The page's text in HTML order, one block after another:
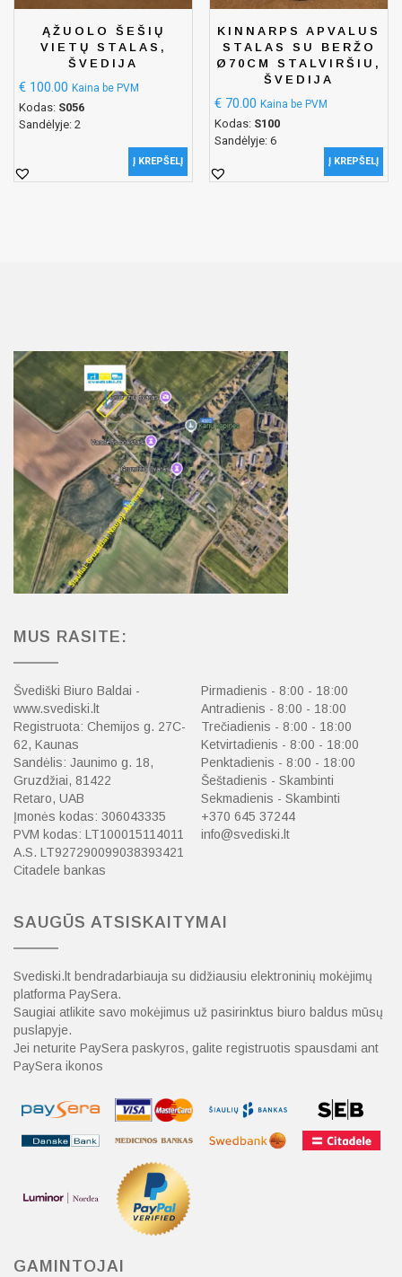
ĄŽUOLO ŠEŠIŲ
VIETŲ STALAS,
ŠVEDIJA
€ 100.00 Kaina be PVM
Kodas: S056
Sandėlyje: 2
Į KREPŠELĮ
KINNARPS APVALUS
STALAS SU BERŽO
Ø70CM STALVIRŠIU,
ŠVEDIJA
€ 70.00 Kaina be PVM
Kodas: S100
Sandėlyje: 6
Į KREPŠELĮ
MUS RASITE:
Švediški Biuro Baldai -
www.svediski.lt
Registruota: Chemijos g. 27C-
62, Kaunas
Sandėlis: Jaunimo g. 18,
Gruzdžiai, 81422
Retaro, UAB
Įmonės kodas: 306043335
PVM kodas: LT100015114011
A.S. LT927290099038393421
Citadele bankas
Pirmadienis - 8:00 - 18:00
Antradienis - 8:00 - 18:00
Trečiadienis - 8:00 - 18:00
Ketvirtadienis - 8:00 - 18:00
Penktadienis - 8:00 - 18:00
Šeštadienis - Skambinti
Sekmadienis - Skambinti
+370 645 37244
info@svediski.lt
SAUGŪS ATSISKAITYMAI
Svediski.lt bendradarbiauja su didžiausiu elektroninių mokėjimų
platforma PaySera.
Saugiai atlikite savo mokėjimus už pasirinktus biuro baldus mūsų
puslapyje.
Jei neturite PaySera paskyros, galite registruotis spausdami ant
PaySera ikonos
GAMINTOJAI